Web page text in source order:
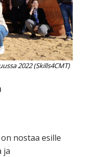
2022 (Skills4CMT)
nostaa esille
ja